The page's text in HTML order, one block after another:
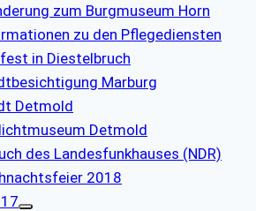
zum Burgmuseum Horn
zu den Pflegediensten
in Diestelbruch
Marburg
Detmold
Detmold
des Landesfunkhauses (NDR)
2018